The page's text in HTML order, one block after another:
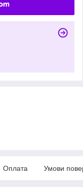
Оплата Умови